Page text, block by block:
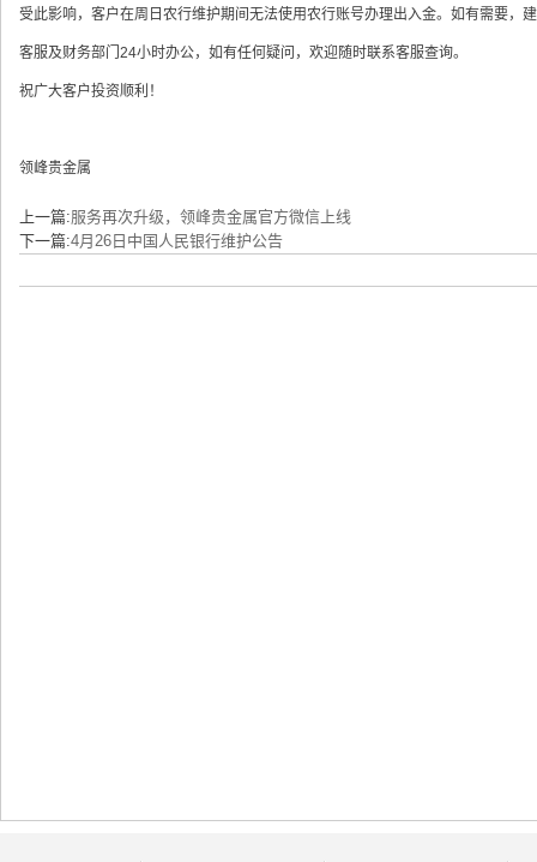
受此影响，客户在周日农行维护期间无法使用农行账号办理出入金。如有需要，
客服及财务部门24小时办公，如有任何疑问，欢迎随时联系客服查询。
祝广大客户投资顺利！
领峰贵金属
上一篇:服务再次升级，领峰贵金属官方微信上线
下一篇:4月26日中国人民银行维护公告